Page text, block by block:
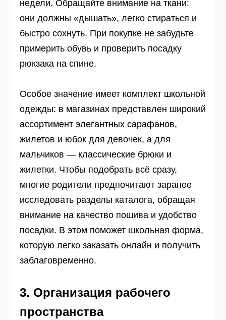
недели. Обращайте внимание на ткани:
они должны «дышать», легко стираться и
быстро сохнуть. При покупке не забудьте
примерить обувь и проверить посадку
рюкзака на спине.
Особое значение имеет комплект школьной
одежды: в магазинах представлен широкий
ассортимент элегантных сарафанов,
жилетов и юбок для девочек, а для
мальчиков — классические брюки и
жилетки. Чтобы подобрать всё сразу,
многие родители предпочитают заранее
исследовать разделы каталога, обращая
внимание на качество пошива и удобство
посадки. В этом поможет школьная форма,
которую легко заказать онлайн и получить
заблаговременно.
3. Организация рабочего
пространства